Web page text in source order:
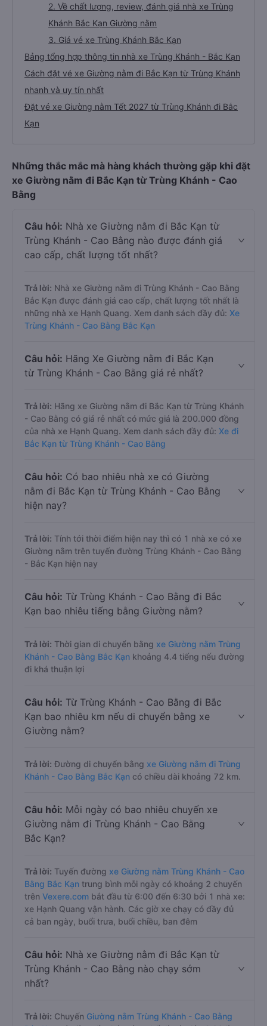
2. Về chất lượng, review, đánh giá nhà xe Trùng
Khánh Bắc Kạn Giường nằm
3. Giá vé xe Trùng Khánh Bắc Kạn
Bảng tổng hợp thông tin nhà xe Trùng Khánh - Bắc Kạn
Cách đặt vé xe Giường nằm đi Bắc Kạn từ Trùng Khánh
nhanh và uy tín nhất
Đặt vé xe Giường nằm Tết 2027 từ Trùng Khánh đi Bắc
Kạn
Những thắc mắc mà hàng khách thường gặp khi đặt
xe Giường nằm đi Bắc Kạn từ Trùng Khánh - Cao
Bằng
Câu hỏi: Nhà xe Giường nằm đi Bắc Kạn từ
Trùng Khánh - Cao Bằng nào được đánh giá
cao cấp, chất lượng tốt nhất?
Trả lời: Nhà xe Giường nằm đi Trùng Khánh - Cao Bằng
Bắc Kạn được đánh giá cao cấp, chất lượng tốt nhất là
những nhà xe Hạnh Quang. Xem danh sách đầy đủ: Xe
Trùng Khánh - Cao Bằng Bắc Kạn
Câu hỏi: Hãng Xe Giường nằm đi Bắc Kạn
từ Trùng Khánh - Cao Bằng giá rẻ nhất?
Trả lời: Hãng xe Giường nằm đi Bắc Kạn từ Trùng Khánh
- Cao Bằng có giá rẻ nhất có mức giá là 200.000 đồng
của nhà xe Hạnh Quang. Xem danh sách đầy đủ: Xe đi
Bắc Kạn từ Trùng Khánh - Cao Bằng
Câu hỏi: Có bao nhiêu nhà xe có Giường
nằm đi Bắc Kạn từ Trùng Khánh - Cao Bằng
hiện nay?
Trả lời: Tính tới thời điểm hiện nay thì có 1 nhà xe có xe
Giường nằm trên tuyến đường Trùng Khánh - Cao Bằng
- Bắc Kạn hiện nay
Câu hỏi: Từ Trùng Khánh - Cao Bằng đi Bắc
Kạn bao nhiêu tiếng bằng Giường nằm?
Trả lời: Thời gian di chuyển bằng xe Giường nằm Trùng
Khánh - Cao Bằng Bắc Kạn khoảng 4.4 tiếng nếu đường
đi khá thuận lợi
Câu hỏi: Từ Trùng Khánh - Cao Bằng đi Bắc
Kạn bao nhiêu km nếu di chuyển bằng xe
Giường nằm?
Trả lời: Đường di chuyển bằng xe Giường nằm đi Trùng
Khánh - Cao Bằng Bắc Kạn có chiều dài khoảng 72 km.
Câu hỏi: Mỗi ngày có bao nhiêu chuyến xe
Giường nằm đi Trùng Khánh - Cao Bằng
Bắc Kạn?
Trả lời: Tuyến đường xe Giường nằm Trùng Khánh - Cao
Bằng Bắc Kạn trung bình mỗi ngày có khoảng 2 chuyến
trên Vexere.com bắt đầu từ 6:00 đến 6:30 bởi 1 nhà xe:
xe Hạnh Quang vận hành. Các giờ xe chạy có đầy đủ
cả ban ngày, buổi trưa, buổi chiều, ban đêm
Câu hỏi: Nhà xe Giường nằm đi Bắc Kạn từ
Trùng Khánh - Cao Bằng nào chạy sớm
nhất?
Trả lời: Chuyến Giường nằm Trùng Khánh - Cao Bằng